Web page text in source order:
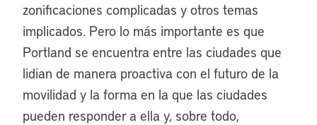
zonificaciones complicadas y otros temas
implicados. Pero lo más importante es que
Portland se encuentra entre las ciudades que
lidian de manera proactiva con el futuro de la
movilidad y la forma en la que las ciudades
pueden responder a ella y, sobre todo,